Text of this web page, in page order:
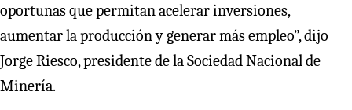
oportunas que permitan acelerar inversiones,
aumentar la producción y generar más empleo”, dijo
Jorge Riesco, presidente de la Sociedad Nacional de
Minería.